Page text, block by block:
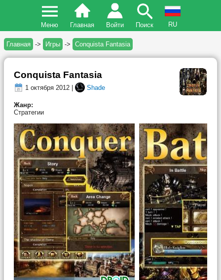
Меню Главная Войти Поиск RU
Главная -> Игры -> Conquista Fantasia
Conquista Fantasia
1 октября 2012 | Shade
Жанр:
Стратегии